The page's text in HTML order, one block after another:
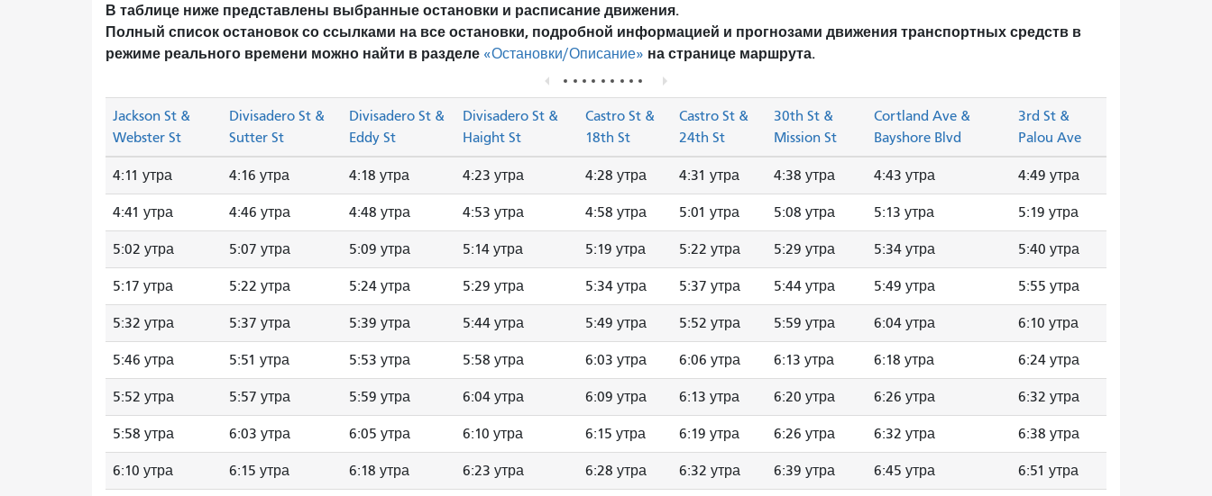
В таблице ниже представлены выбранные остановки и расписание движения.
Полный список остановок со ссылками на все остановки, подробной информацией и прогнозами движения транспортных средств в
режиме реального времени можно найти в разделе «Остановки/Описание» на странице маршрута.
Jackson St &
Webster St
Divisadero St &
Sutter St
Divisadero St &
Eddy St
Divisadero St &
Haight St
Castro St &
18th St
Castro St &
24th St
30th St &
Mission St
Cortland Ave &
Bayshore Blvd
3rd St &
Palou Ave
4:11 утра 4:16 утра 4:18 утра 4:23 утра 4:28 утра 4:31 утра 4:38 утра 4:43 утра 4:49 утра
4:41 утра 4:46 утра 4:48 утра 4:53 утра 4:58 утра 5:01 утра 5:08 утра 5:13 утра 5:19 утра
5:02 утра 5:07 утра 5:09 утра 5:14 утра 5:19 утра 5:22 утра 5:29 утра 5:34 утра 5:40 утра
5:17 утра 5:22 утра 5:24 утра 5:29 утра 5:34 утра 5:37 утра 5:44 утра 5:49 утра 5:55 утра
5:32 утра 5:37 утра 5:39 утра 5:44 утра 5:49 утра 5:52 утра 5:59 утра 6:04 утра 6:10 утра
5:46 утра 5:51 утра 5:53 утра 5:58 утра 6:03 утра 6:06 утра 6:13 утра 6:18 утра 6:24 утра
5:52 утра 5:57 утра 5:59 утра 6:04 утра 6:09 утра 6:13 утра 6:20 утра 6:26 утра 6:32 утра
5:58 утра 6:03 утра 6:05 утра 6:10 утра 6:15 утра 6:19 утра 6:26 утра 6:32 утра 6:38 утра
6:10 утра 6:15 утра 6:18 утра 6:23 утра 6:28 утра 6:32 утра 6:39 утра 6:45 утра 6:51 утра